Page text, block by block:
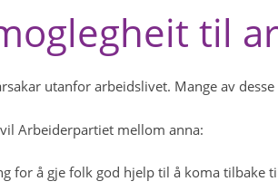
til
utanfor arbeidslivet. Mange av
Arbeiderpartiet mellom anna:
for å gje folk god hjelp til å koma tilbake